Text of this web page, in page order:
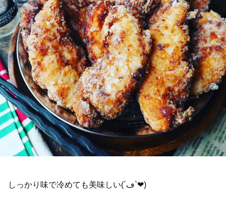
しっかり味で冷めても美味しい(´ڡ`❤)